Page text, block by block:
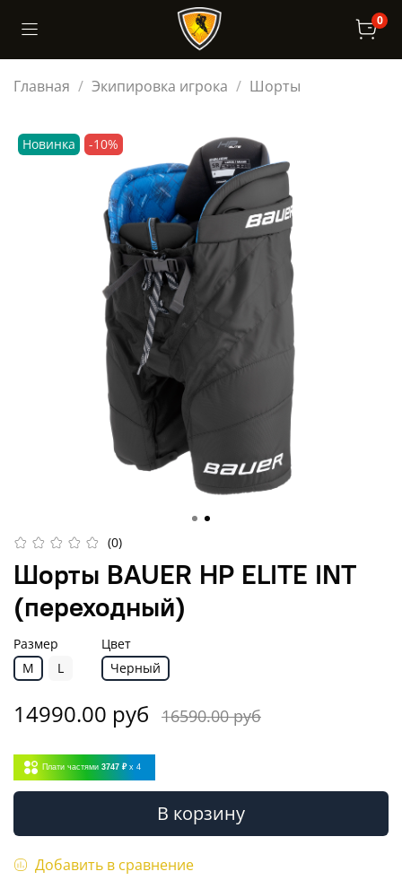
0
Главная Экипировка игрока Шорты
Новинка -10%
(0)
Шорты BAUER HP ELITE INT
(переходный)
Размер
M
L
Цвет
Черный
14990.00 руб 16590.00 руб
Плати частями 3747 ₽ x 4
В корзину
Добавить в сравнение